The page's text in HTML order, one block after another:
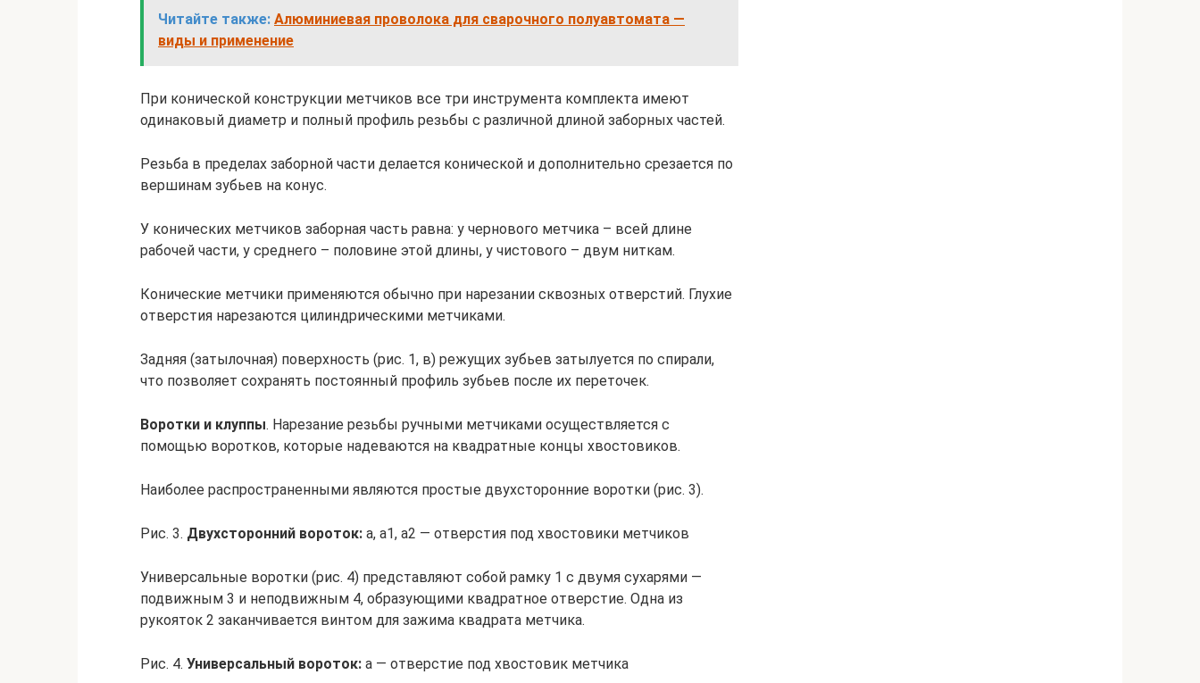
Читайте также: Алюминиевая проволока для сварочного полуавтомата —
виды и применение
При конической конструкции метчиков все три инструмента комплекта имеют
одинаковый диаметр и полный профиль резьбы с различной длиной заборных частей.
Резьба в пределах заборной части делается конической и дополнительно срезается по
вершинам зубьев на конус.
У конических метчиков заборная часть равна: у чернового метчика – всей длине
рабочей части, у среднего – половине этой длины, у чистового – двум ниткам.
Конические метчики применяются обычно при нарезании сквозных отверстий. Глухие
отверстия нарезаются цилиндрическими метчиками.
Задняя (затылочная) поверхность (рис. 1, в) режущих зубьев затылуется по спирали,
что позволяет сохранять постоянный профиль зубьев после их переточек.
Воротки и клуппы. Нарезание резьбы ручными метчиками осуществляется с
помощью воротков, которые надеваются на квадратные концы хвостовиков.
Наиболее распространенными являются простые двухсторонние воротки (рис. 3).
Рис. 3. Двухсторонний вороток: а, а1, а2 — отверстия под хвостовики метчиков
Универсальные воротки (рис. 4) представляют собой рамку 1 с двумя сухарями —
подвижным 3 и неподвижным 4, образующими квадратное отверстие. Одна из
рукояток 2 заканчивается винтом для зажима квадрата метчика.
Рис. 4. Универсальный вороток: а — отверстие под хвостовик метчика